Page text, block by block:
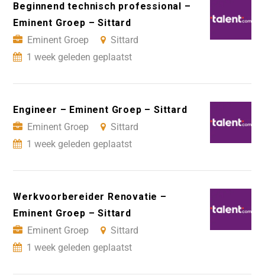
Beginnend technisch professional –
Eminent Groep – Sittard
Eminent Groep
Sittard
1 week geleden geplaatst
Engineer – Eminent Groep – Sittard
Eminent Groep
Sittard
1 week geleden geplaatst
Werkvoorbereider Renovatie –
Eminent Groep – Sittard
Eminent Groep
Sittard
1 week geleden geplaatst